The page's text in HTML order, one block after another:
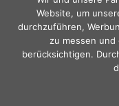
Sie noch kein
Rezept haben .
Website, um
durchzuführen,
zu messen und
berücksichtigen.